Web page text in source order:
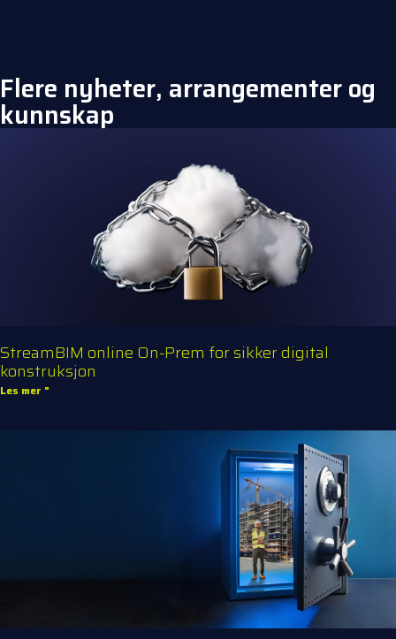
Flere nyheter, arrangementer og
kunnskap
StreamBIM online On-Prem for sikker digital
konstruksjon
Les mer "